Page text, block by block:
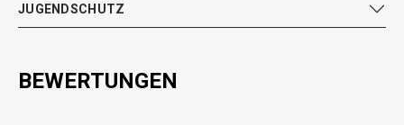
JUGENDSCHUTZ
BEWERTUNGEN